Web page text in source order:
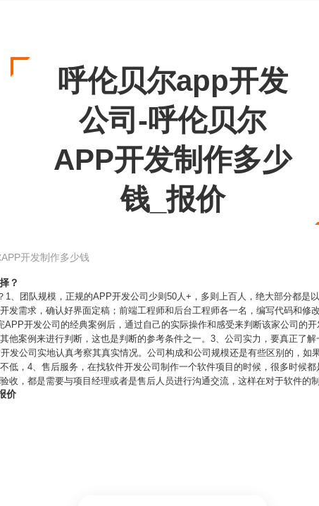
呼伦贝尔app开发
公司-呼伦贝尔
APP开发制作多少
钱_报价
开发制作多少钱
？
1、团队规模，正规的APP开发公司少则50人+，多则上百人，绝大部分都是
发需求，确认好界面定稿；前端工程师和后台工程师各一名，编写代码和修
APP开发公司的经典案例后，通过自己的实际操作和感受来判断该家公司的
他案例来进行判断，这也是判断的参考条件之一。3、公司实力，要真正了
发公司实地认真考察其真实情况。公司构成和公司规模还是有些区别的，如
低，4、售后服务，在找软件开发公司制作一个软件项目的时候，很多时候
收，都是需要与项目经理或者是售后人员进行沟通交流，这样在对于软件的制
价